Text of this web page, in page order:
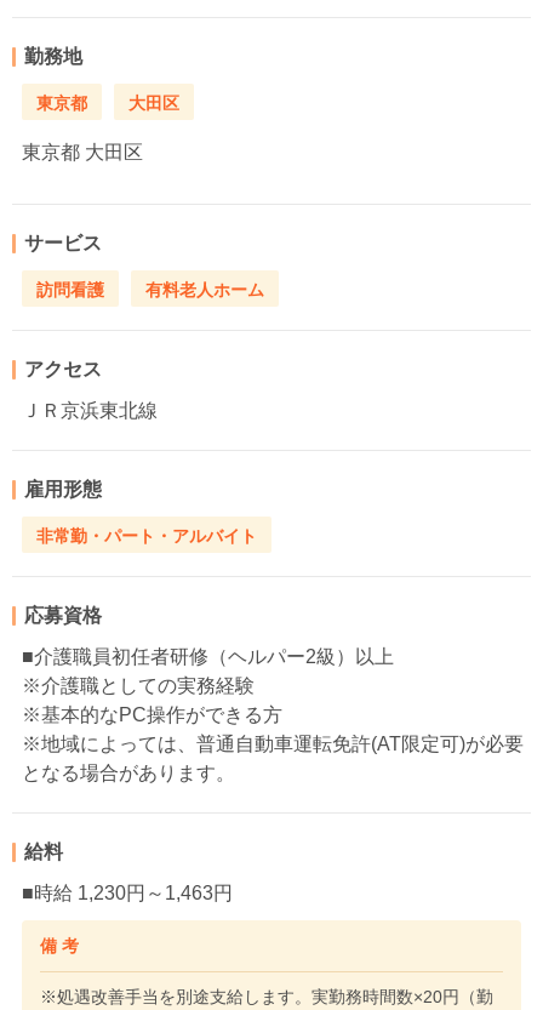
勤務地
東京都 大田区
東京都 大田区
サービス
訪問看護 有料老人ホーム
アクセス
ＪＲ京浜東北線
雇用形態
非常勤・パート・アルバイト
応募資格
■介護職員初任者研修（ヘルパー2級）以上
※介護職としての実務経験
※基本的なPC操作ができる方
※地域によっては、普通自動車運転免許(AT限定可)が必要
となる場合があります。
給料
■時給 1,230円～1,463円
備 考
※処遇改善手当を別途支給します。実勤務時間数×20円（勤